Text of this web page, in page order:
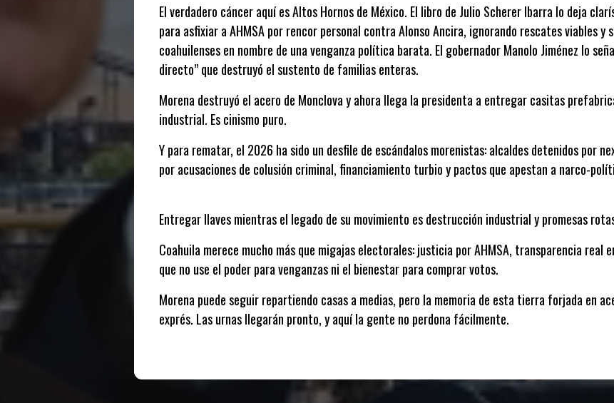
El verdadero cáncer aquí es Altos Hornos de México. El libro de Julio Scherer Ibarra lo deja
para asfixiar a AHMSA por rencor personal contra Alonso Ancira, ignorando rescates viables y
coahuilenses en nombre de una venganza política barata. El gobernador Manolo Jiménez lo
directo” que destruyó el sustento de familias enteras.
Morena destruyó el acero de Monclova y ahora llega la presidenta a entregar casitas
industrial. Es cinismo puro.
Y para rematar, el 2026 ha sido un desfile de escándalos morenistas: alcaldes detenidos por
por acusaciones de colusión criminal, financiamiento turbio y pactos que apestan a narco-
Entregar llaves mientras el legado de su movimiento es destrucción industrial y promesas
Coahuila merece mucho más que migajas electorales: justicia por AHMSA, transparencia real
que no use el poder para venganzas ni el bienestar para comprar votos.
Morena puede seguir repartiendo casas a medias, pero la memoria de esta tierra forjada en
exprés. Las urnas llegarán pronto, y aquí la gente no perdona fácilmente.